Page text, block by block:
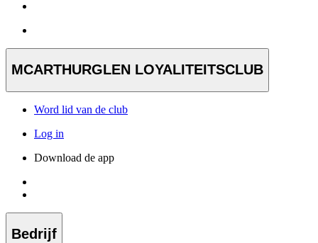
MCARTHURGLEN LOYALITEITSCLUB
Word lid van de club
Log in
Download de app
Bedrijf